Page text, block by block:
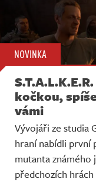
NOVINKA
kočkou,
vámi
Vývojáři ze studia
hraní nabídli první
mutanta známého
předchozích hrách